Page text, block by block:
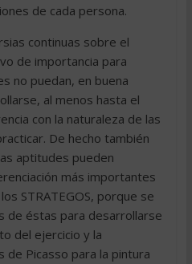
de cada persona.
continuas sobre el
de importancia para
no puedan, en buena
al menos hasta el
con la naturaleza de las
De hecho también
aptitudes pueden
más importantes
STRATEGOS, porque se
de éstas para desarrollarse
del ejercicio y la
de Picasso para la pintura